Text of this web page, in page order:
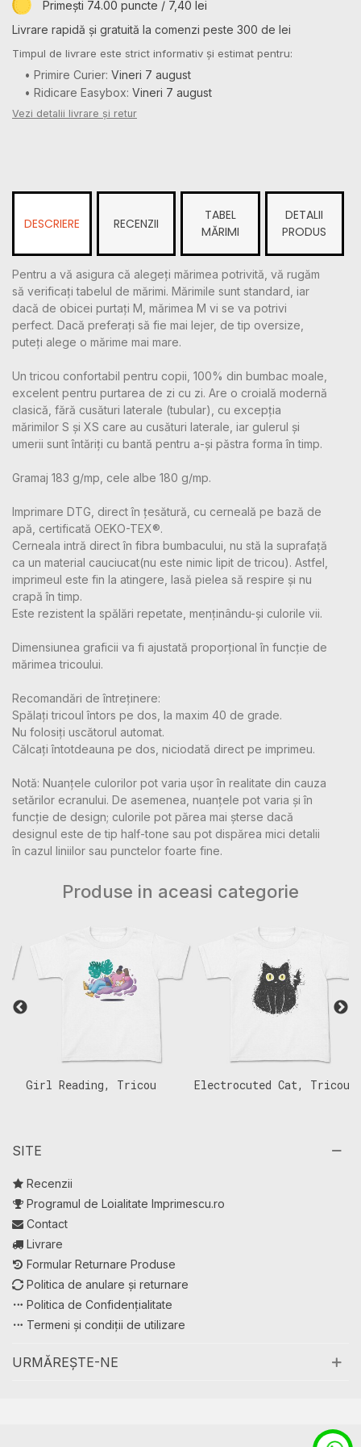
Primești 74.00 puncte / 7,40 lei
Livrare rapidă și gratuită la comenzi peste 300 de lei
Timpul de livrare este strict informativ și estimat pentru:
• Primire Curier: Vineri 7 august
• Ridicare Easybox: Vineri 7 august
Vezi detalii livrare și retur
DESCRIERE RECENZII
TABEL
MĂRIMI
DETALII
PRODUS
Pentru a vă asigura că alegeți mărimea potrivită, vă rugăm
să verificați tabelul de mărimi. Mărimile sunt standard, iar
dacă de obicei purtați M, mărimea M vi se va potrivi
perfect. Dacă preferați să fie mai lejer, de tip oversize,
puteți alege o mărime mai mare.
Un tricou confortabil pentru copii, 100% din bumbac moale,
excelent pentru purtarea de zi cu zi. Are o croială modernă
clasică, fără cusături laterale (tubular), cu excepția
mărimilor S și XS care au cusături laterale, iar gulerul și
umerii sunt întăriți cu bantă pentru a-și păstra forma în timp.
Gramaj 183 g/mp, cele albe 180 g/mp.
Imprimare DTG, direct în țesătură, cu cerneală pe bază de
apă, certificată OEKO-TEX®.
Cerneala intră direct în fibra bumbacului, nu stă la suprafață
ca un material cauciucat(nu este nimic lipit de tricou). Astfel,
imprimeul este fin la atingere, lasă pielea să respire și nu
crapă în timp.
Este rezistent la spălări repetate, menținându-și culorile vii.
Dimensiunea graficii va fi ajustată proporțional în funcție de
mărimea tricoului.
Recomandări de întreținere:
Spălați tricoul întors pe dos, la maxim 40 de grade.
Nu folosiți uscătorul automat.
Călcați întotdeauna pe dos, niciodată direct pe imprimeu.
Notă: Nuanțele culorilor pot varia ușor în realitate din cauza
setărilor ecranului. De asemenea, nuanțele pot varia și în
funcție de design; culorile pot părea mai șterse dacă
designul este de tip half-tone sau pot dispărea mici detalii
în cazul liniilor sau punctelor foarte fine.
Produse in aceasi categorie
Girl Reading, Tricou
Electrocuted Cat, Tricou
SITE
Recenzii
Programul de Loialitate Imprimescu.ro
Contact
Livrare
Formular Returnare Produse
Politica de anulare și returnare
Politica de Confidențialitate
Termeni și condiții de utilizare
URMĂREȘTE-NE